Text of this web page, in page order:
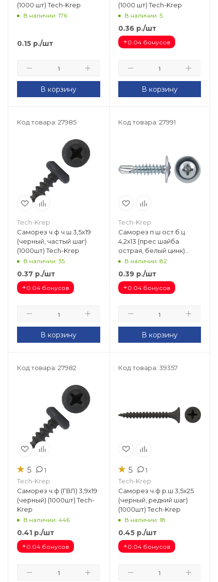
(1000 шт) Tech-Krep
В наличии: 176
0.15 р./шт
В корзину
(1000 шт) Tech-Krep
В наличии: 5
0.36 р./шт
+0.04 бонусов
В корзину
Код товара: 27985
Tech-Krep
Саморез ч.ф ч.ш 3,5х19
(черный, частый шаг)
(1000шт) Tech-Krep
В наличии: 35
0.37 р./шт
+0.04 бонусов
В корзину
Код товара: 27991
Tech-Krep
Саморез п.ш ост б.ц
4,2х13 (прес шайба
острая, белый цинк)
(1000шт) Tech-Krep
В наличии: 82
0.39 р./шт
+0.04 бонусов
В корзину
Код товара: 27982
★ 5 1
Tech-Krep
Саморез ч.ф (ГВЛ) 3,9х19
(черный) (1000шт) Tech-
Krep
В наличии: 446
0.41 р./шт
+0.04 бонусов
Код товара: 39357
★ 5 1
Tech-Krep
Саморез ч.ф р.ш 3,5х25
(черный, редкий шаг)
(1000шт) Tech-Krep
В наличии: 18
0.45р./шт
+0.04 бонусов